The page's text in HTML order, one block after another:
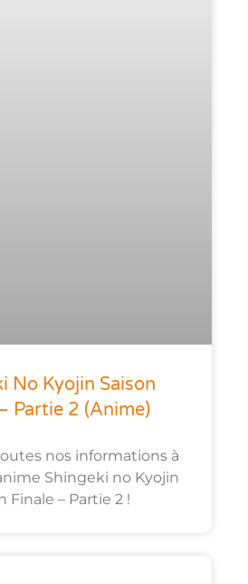
No Kyojin Saison
Partie 2 (anime)
nos informations à
Shingeki no Kyojin
Finale – Partie 2 !